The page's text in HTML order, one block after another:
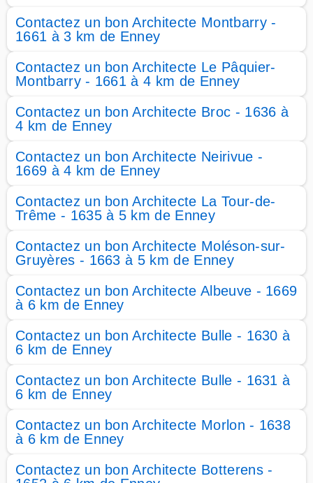
Contactez un bon Architecte Montbarry -
1661 à 3 km de Enney
Contactez un bon Architecte Le Pâquier-
Montbarry - 1661 à 4 km de Enney
Contactez un bon Architecte Broc - 1636 à
4 km de Enney
Contactez un bon Architecte Neirivue -
1669 à 4 km de Enney
Contactez un bon Architecte La Tour-de-
Trême - 1635 à 5 km de Enney
Contactez un bon Architecte Moléson-sur-
Gruyères - 1663 à 5 km de Enney
Contactez un bon Architecte Albeuve - 1669
à 6 km de Enney
Contactez un bon Architecte Bulle - 1630 à
6 km de Enney
Contactez un bon Architecte Bulle - 1631 à
6 km de Enney
Contactez un bon Architecte Morlon - 1638
à 6 km de Enney
Contactez un bon Architecte Botterens -